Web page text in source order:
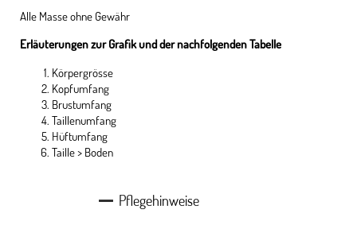
Alle Masse ohne Gewähr
Erläuterungen zur Grafik und der nachfolgenden Tabelle
Körpergrösse
Kopfumfang
Brustumfang
Taillenumfang
Hüftumfang
Taille > Boden
Pflegehinweise